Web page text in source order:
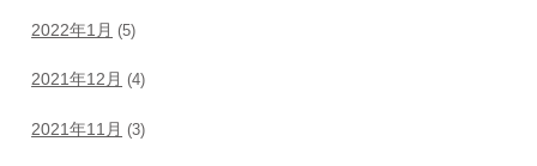
2022年1月 (5)
2021年12月 (4)
2021年11月 (3)